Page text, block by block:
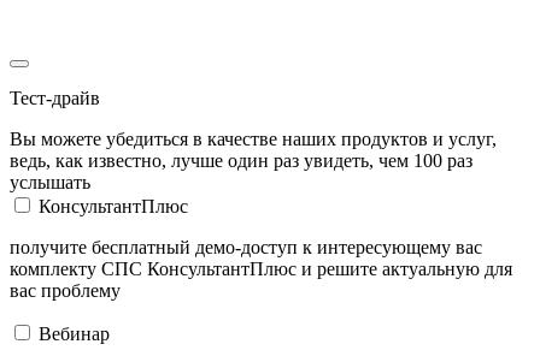
Тест-драйв
Вы можете убедиться в качестве наших продуктов и услуг,
ведь, как известно, лучше один раз увидеть, чем 100 раз
услышать
КонсультантПлюс
получите бесплатный демо-доступ к интересующему вас
комплекту СПС КонсультантПлюс и решите актуальную для
вас проблему
Вебинар